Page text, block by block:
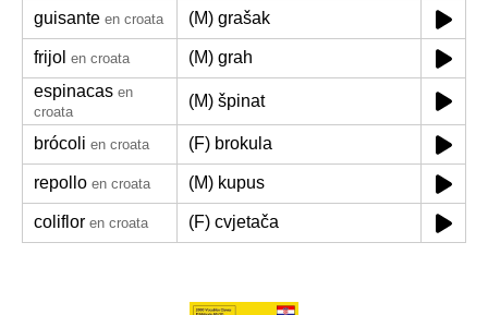
guisante en croata (M) grašak
frijol en croata
(M) grah
espinacas en
croata
(M) špinat
brócoli en croata (F) brokula
repollo en croata (M) kupus
coliflor en croata (F) cvjetača